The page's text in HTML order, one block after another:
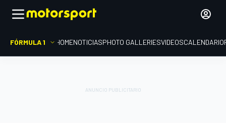
FÓRMULA 1 HOMENOTICIASPHOTO GALLERIESVIDEOSCALENDARIO